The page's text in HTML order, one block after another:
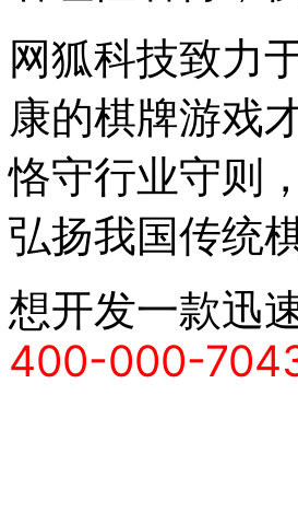
网狐科技致力
康的棋牌游戏
恪守行业守则
弘扬我国传统
想开发一款迅
400-000-